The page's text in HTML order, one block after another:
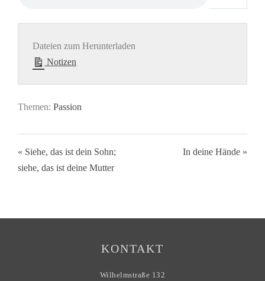
Dateien zum Herunterladen
Notizen
Themen: Passion
« Siehe, das ist dein Sohn;
siehe, das ist deine Mutter
In deine Hände »
KONTAKT
Wilhelmstraße 132